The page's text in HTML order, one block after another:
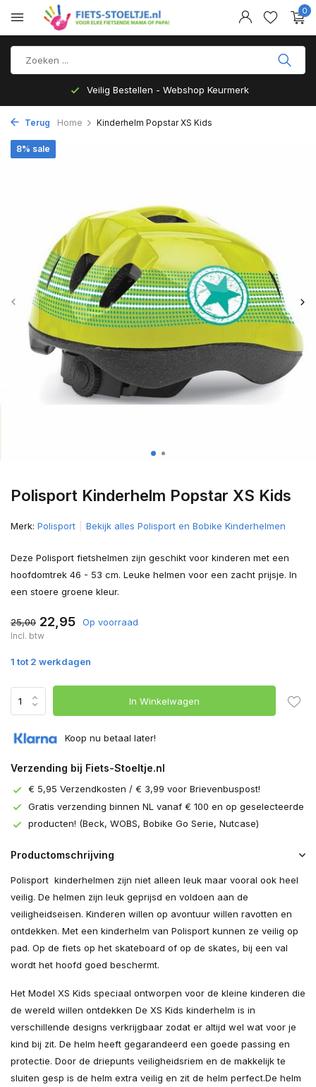
0
Veilig Bestellen - Webshop Keurmerk
Terug Home Kinderhelm Popstar XS Kids
Polisport Kinderhelm Popstar XS Kids
8% sale
Merk: Polisport Bekijk alles Polisport en Bobike Kinderhelmen
Deze Polisport fietshelmen zijn geschikt voor kinderen met een
hoofdomtrek 46 - 53 cm. Leuke helmen voor een zacht prijsje. In
een stoere groene kleur.
25,00 22,95 Op voorraad
Incl. btw
1 tot 2 werkdagen
In Winkelwagen
Koop nu betaal later!
Verzending bij Fiets-Stoeltje.nl
€ 5,95 Verzendkosten / € 3,99 voor Brievenbuspost!
Gratis verzending binnen NL vanaf € 100 en op geselecteerde
producten! (Beck, WOBS, Bobike Go Serie, Nutcase)
Productomschrijving
Polisport kinderhelmen zijn niet alleen leuk maar vooral ook heel
veilig. De helmen zijn leuk geprijsd en voldoen aan de
veiligheidseisen. Kinderen willen op avontuur willen ravotten en
ontdekken. Met een kinderhelm van Polisport kunnen ze veilig op
pad. Op de fiets op het skateboard of op de skates, bij een val
wordt het hoofd goed beschermt.
Het Model XS Kids speciaal ontworpen voor de kleine kinderen die
de wereld willen ontdekken De XS Kids kinderhelm is in
verschillende designs verkrijgbaar zodat er altijd wel wat voor je
kind bij zit. De helm heeft gegarandeerd een goede passing en
protectie. Door de driepunts veiligheidsriem en de makkelijk te
sluiten gesp is de helm extra veilig en zit de helm perfect.De helm